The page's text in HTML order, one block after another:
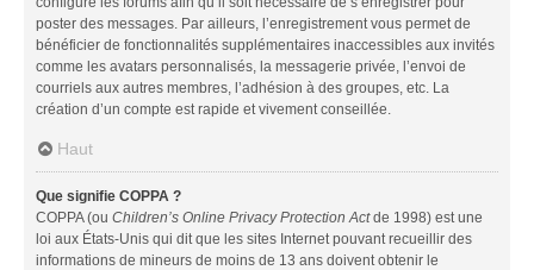
poster des messages. Par ailleurs, l’enregistrement vous permet de
bénéficier de fonctionnalités supplémentaires inaccessibles aux invités
comme les avatars personnalisés, la messagerie privée, l’envoi de
courriels aux autres membres, l’adhésion à des groupes, etc. La
création d’un compte est rapide et vivement conseillée.
Haut
Que signifie COPPA ?
COPPA (ou Children’s Online Privacy Protection Actde 1998) est une
loi aux États-Unis qui dit que les sites Internet pouvant recueillir des
informations de mineurs de moins de 13 ans doivent obtenir le